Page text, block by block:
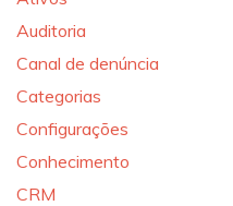
Auditoria
Canal de denúncia
Categorias
Configurações
Conhecimento
CRM